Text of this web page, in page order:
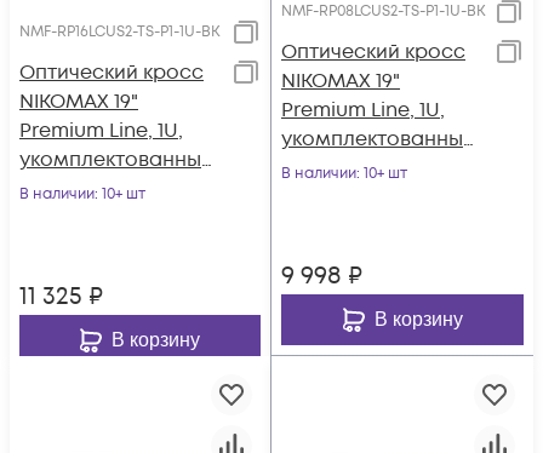
NMF-RP16LCUS2-TS-P1-1U-BK
Оптический кросс
NIKOMAX 19"
Premium Line, 1U,
укомплектованный
на 16 портов LC/UPC
выдвижной, с
полкой
В наличии: 10+ шт
11 325 ₽
В корзину
NMF-RP08LCUS2-TS-P1-1U-BK
Оптический кросс
NIKOMAX 19"
Premium Line, 1U,
укомплектованный
на 8 портов LC/UPC
полкой
В наличии: 10+ шт
9 998 ₽
В корзину